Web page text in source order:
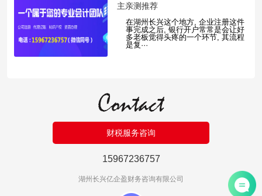
主亲测推荐
在湖州长兴这个地方, 企业注册这件
事完成之后, 银行开户常常是会让好
多老板觉得头疼的一个环节, 其流程
是复···
财税服务咨询
15967236757
湖州长兴亿企盈财务咨询有限公司